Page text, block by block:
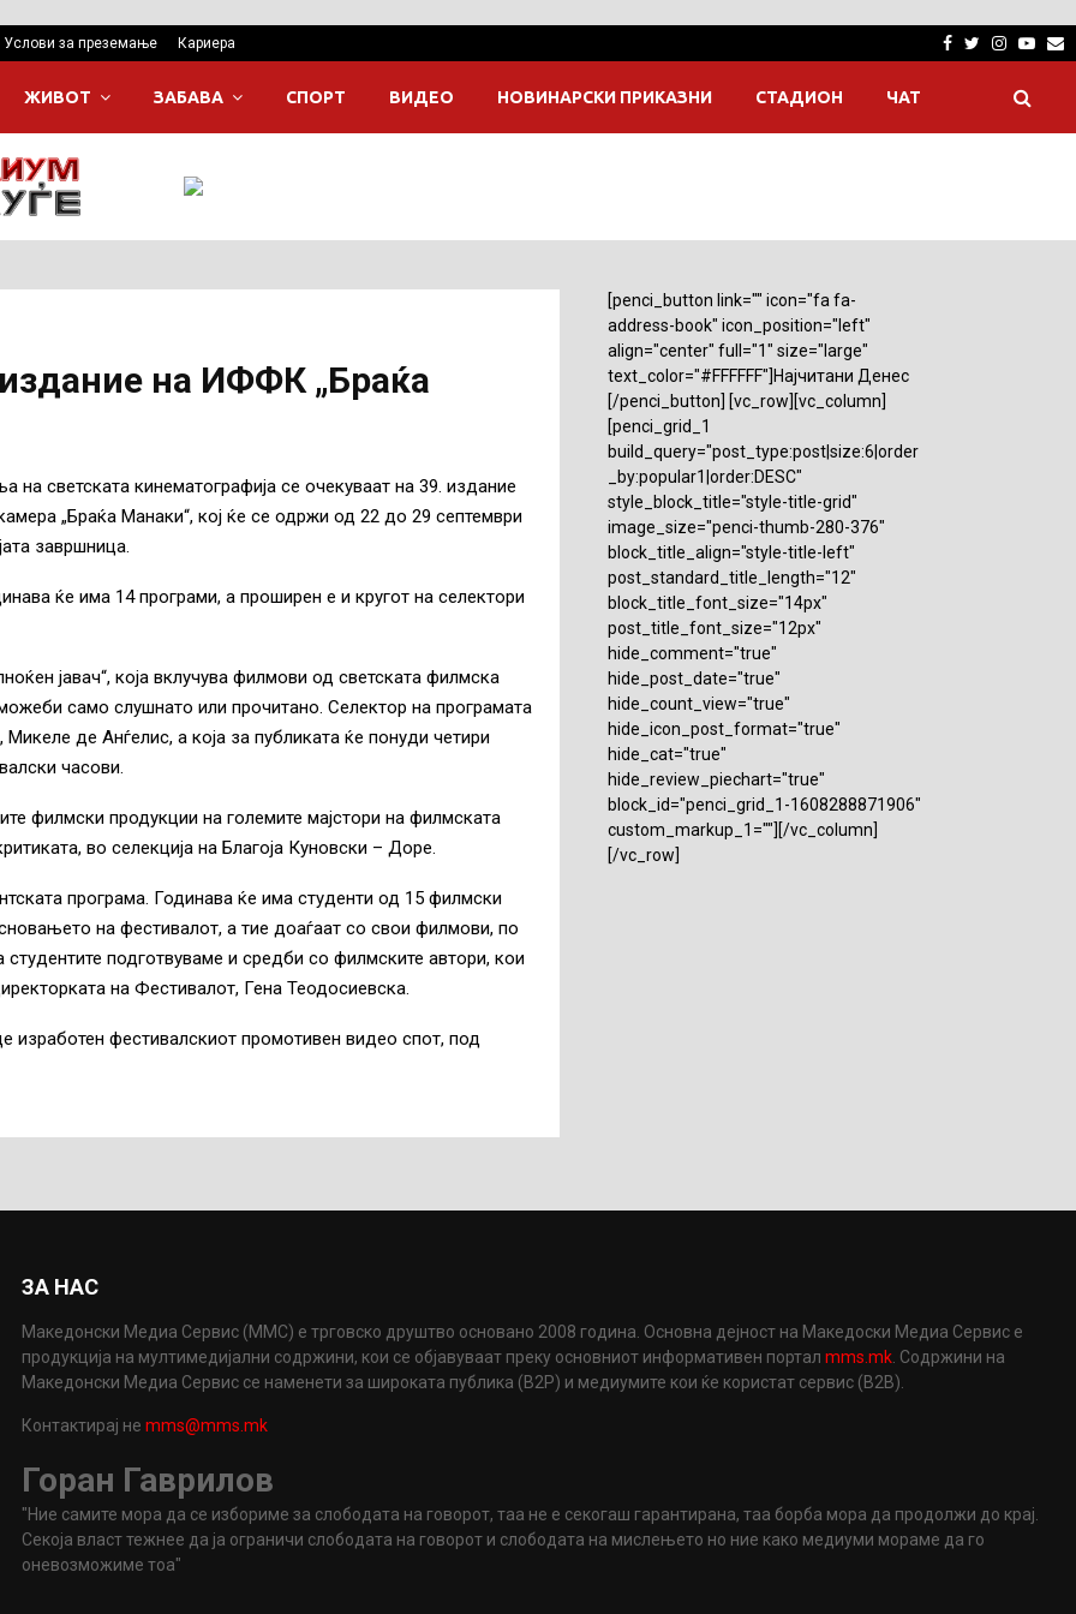
Услови за преземање Кариера Facebook
Twitter
ЖИВОТ ЗАБАВА СПОРТ ВИДЕО НОВИНАРСКИ ПРИКАЗНИ СТАДИОН ЧАТ
на ИФФК „Браќа
светската кинематографија се очекуваат на 39. издание
„Браќа Манаки“, кој ќе се одржи од 22 до 29 септември
завршница.
ќе има 14 програми, а проширен е и кругот на селектори
јавач“, која вклучува филмови од светската филмска
само слушнато или прочитано. Селектор на програмата
де Анѓелис, а која за публиката ќе понуди четири
часови.
филмски продукции на големите мајстори на филмската
во селекција на Благоја Куновски – Доре.
програма. Годинава ќе има студенти од 15 филмски
на фестивалот, а тие доаѓаат со свои филмови, по
подготвуваме и средби со филмските автори, кои
на Фестивалот, Гена Теодосиевска.
фестивалскиот промотивен видео спот, под
[penci_button link="" icon="fa fa-
address-book" icon_position="left"
align="center" full="1" size="large"
text_color="#FFFFFF"]Најчитани Денес
[/penci_button] [vc_row][vc_column]
[penci_grid_1
build_query="post_type:post|size:6|order
_by:popular1|order:DESC"
style_block_title="style-title-grid"
image_size="penci-thumb-280-376"
block_title_align="style-title-left"
post_standard_title_length="12"
block_title_font_size="14px"
post_title_font_size="12px"
hide_comment="true"
hide_post_date="true"
hide_count_view="true"
hide_icon_post_format="true"
hide_cat="true"
hide_review_piechart="true"
block_id="penci_grid_1-1608288871906"
custom_markup_1=""][/vc_column]
[/vc_row]
ЗА НАС
Македонски Медиа Сервис (ММС) е трговско друштво основано 2008 година. Основна дејност на Македоски Медиа Сервис е
продукција на мултимедијални содржини, кои се објавуваат преку основниот информативен порталmms.mk. Содржини на
Македонски Медиа Сервис се наменети за широката публика (B2P) и медиумите кои ќе користат сервис (B2B).
Контактирај неmms@mms.mk
Горан Гаврилов
"Ние самите мора да се избориме за слободата на говорот, таа не е секогаш гарантирана, таа борба мора да продолжи до крај.
Секоја власт тежнее да ја ограничи слободата на говорот и слободата на мислењето но ние како медиуми мораме да го
оневозможиме тоа"